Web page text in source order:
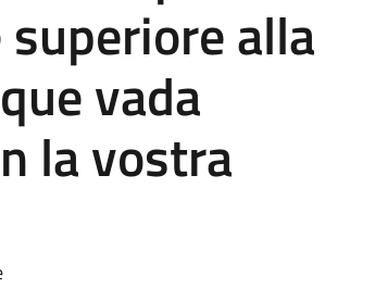
alla
vada
la vostra